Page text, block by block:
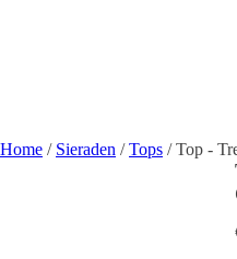
Home / Sieraden /Tops / Top -